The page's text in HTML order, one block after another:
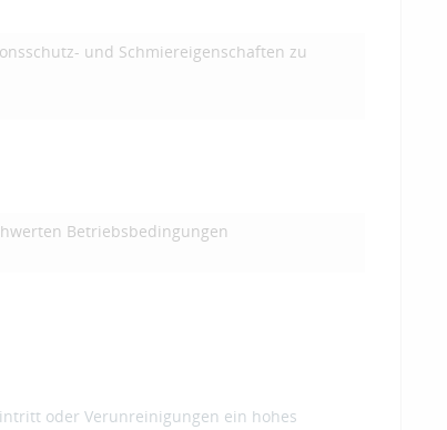
und Schmiereigenschaften zu
Betriebsbedingungen
oder Verunreinigungen ein hohes